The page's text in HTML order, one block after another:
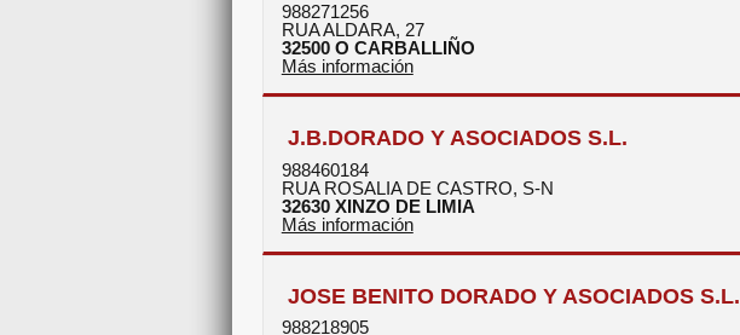
988271256
RUA ALDARA, 27
32500 O CARBALLIÑO
Más información
J.B.DORADO Y ASOCIADOS S.L.
988460184
RUA ROSALIA DE CASTRO, S-N
32630 XINZO DE LIMIA
Más información
JOSE BENITO DORADO Y ASOCIADOS S.L.
988218905